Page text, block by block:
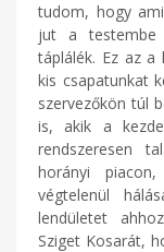
tudom, hogy
jut a testembe
táplálék. Ez az a
kis csapatunkat
szervezőkön túl
is, akik a
rendszeresen
horányi
végtelenül
lendületet
Sziget Kosarát,